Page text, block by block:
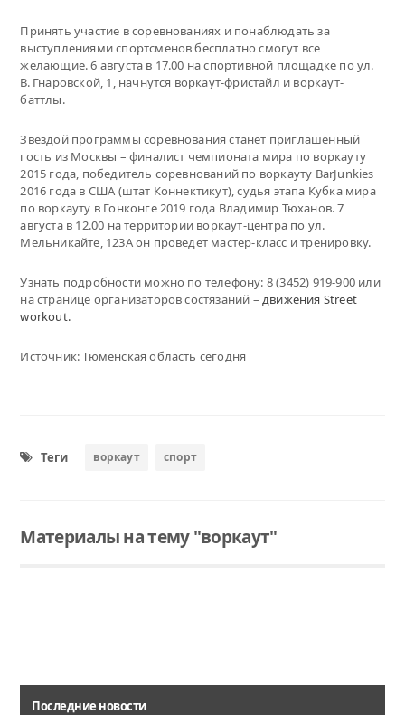
Принять участие в соревнованиях и понаблюдать за
выступлениями спортсменов бесплатно смогут все
желающие. 6 августа в 17.00 на спортивной площадке по ул.
В. Гнаровской, 1, начнутся воркаут-фристайл и воркаут-
баттлы.
Звездой программы соревнования станет приглашенный
гость из Москвы – финалист чемпионата мира по воркауту
2015 года, победитель соревнований по воркауту BarJunkies
2016 года в США (штат Коннектикут), судья этапа Кубка мира
по воркауту в Гонконге 2019 года Владимир Тюханов. 7
августа в 12.00 на территории воркаут-центра по ул.
Мельникайте, 123А он проведет мастер-класс и тренировку.
Узнать подробности можно по телефону: 8 (3452) 919-900 или
на странице организаторов состязаний – движения Street
workout.
Источник: Тюменская область сегодня
Теги воркаут спорт
Материалы на тему "воркаут"
Последние новости